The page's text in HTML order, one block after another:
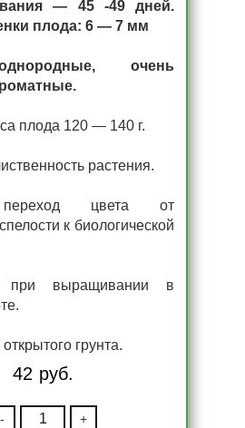
— 45 -49 дней.
плода: 6 — 7 мм
очень
плода 120 — 140 г.
растения.
цвета от
к биологической
при выращивании в
грунта.
42 руб.
Количество
- +